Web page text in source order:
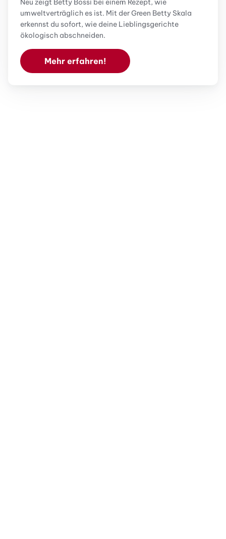
umweltverträglich es ist. Mit der Green Betty Skala
erkennst du sofort, wie deine Lieblingsgerichte
ökologisch abschneiden.
Mehr erfahren!